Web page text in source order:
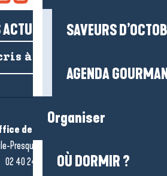
SAVEURS
AGENDA
Organiser
OÙ DORMIR ?
SALÉES !
à la newsletter
de tourisme
Presqu’île de Guérande
02 40 24 34 44